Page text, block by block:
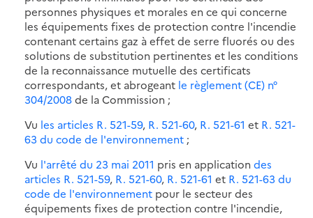
personnes physiques et morales en ce qui concerne
les équipements fixes de protection contre l'incendie
contenant certains gaz à effet de serre fluorés ou des
solutions de substitution pertinentes et les conditions
de la reconnaissance mutuelle des certificats
correspondants, et abrogeant le règlement (CE) n°
304/2008de la Commission ;
Vu les articles R. 521-59, R. 521-60, R. 521-61 et R. 521-
63 du code de l'environnement ;
Vu l'arrêté du 23 mai 2011 pris en application des
articles R. 521-59, R. 521-60, R. 521-61 et R. 521-63 du
code de l'environnement pour le secteur des
équipements fixes de protection contre l'incendie,